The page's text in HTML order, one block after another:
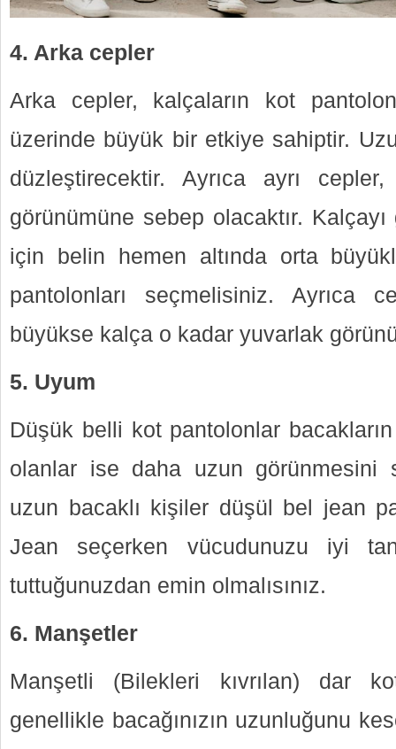
4. Arka cepler
Arka cepler, kalçaların kot
üzerinde büyük bir etkiye sahiptir.
düzleştirecektir. Ayrıca ayrı
görünümüne sebep olacaktır.
için belin hemen altında orta
pantolonları seçmelisiniz. Ayrıca
büyükse kalça o kadar yuvarlak
5. Uyum
Düşük belli kot pantolonlar
olanlar ise daha uzun görünmesini
uzun bacaklı kişiler düşül bel jean
Jean seçerken vücudunuzu iyi
tuttuğunuzdan emin olmalısınız.
6. Manşetler
Manşetli (Bilekleri kıvrılan) dar
genellikle bacağınızın uzunluğunu